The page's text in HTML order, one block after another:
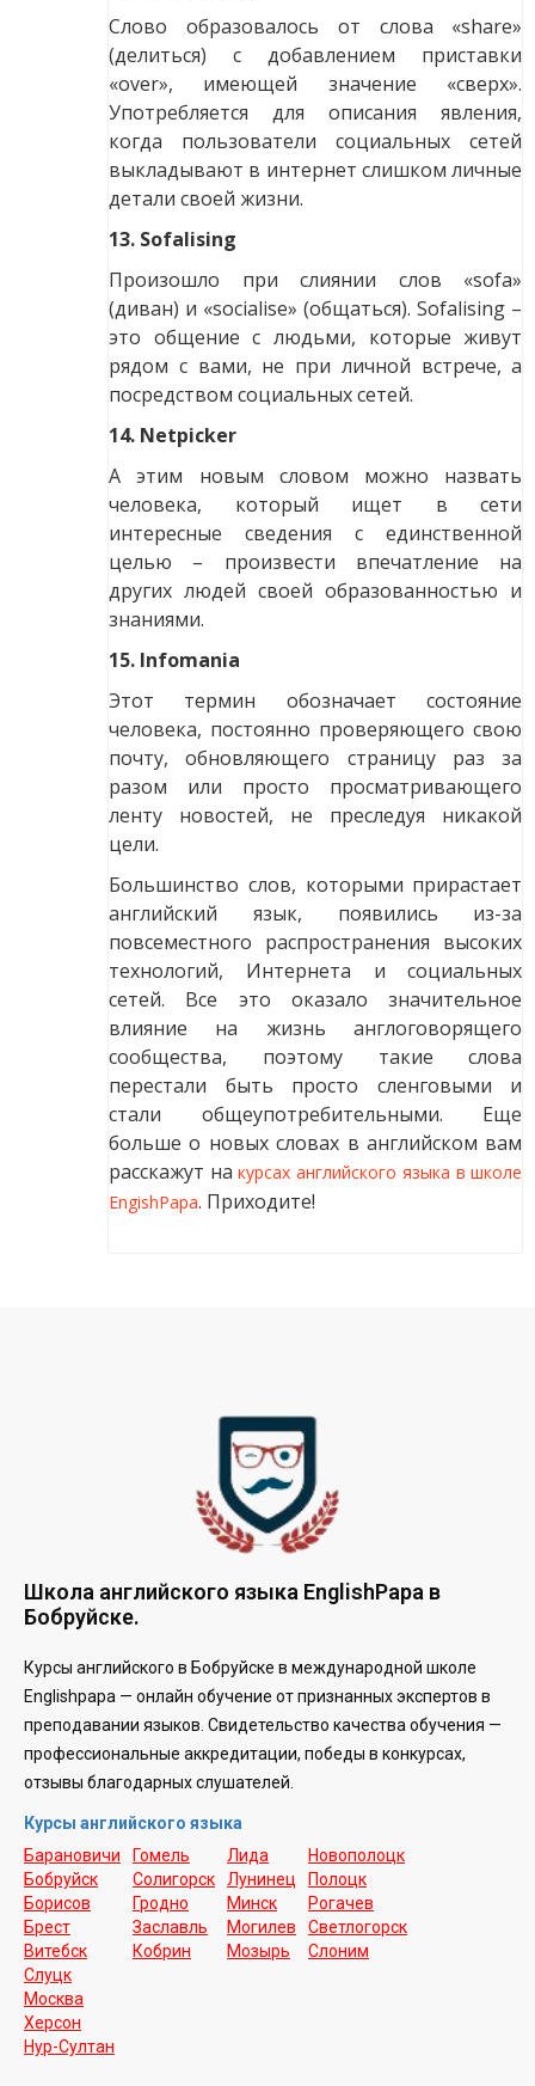
Слово образовалось от слова «share»
(делиться) с добавлением приставки
«over», имеющей значение «сверх».
Употребляется для описания явления,
когда пользователи социальных сетей
выкладывают в интернет слишком личные
детали своей жизни.
13. Sofalising
Произошло при слиянии слов «sofa»
(диван) и «socialise» (общаться). Sofalising –
это общение с людьми, которые живут
рядом с вами, не при личной встрече, а
посредством социальных сетей.
14. Netpicker
А этим новым словом можно назвать
человека, который ищет в сети
интересные сведения с единственной
целью – произвести впечатление на
других людей своей образованностью и
знаниями.
15. Infomania
Этот термин обозначает состояние
человека, постоянно проверяющего свою
почту, обновляющего страницу раз за
разом или просто просматривающего
ленту новостей, не преследуя никакой
цели.
Большинство слов, которыми прирастает
английский язык, появились из-за
повсеместного распространения высоких
технологий, Интернета и социальных
сетей. Все это оказало значительное
влияние на жизнь англоговорящего
сообщества, поэтому такие слова
перестали быть просто сленговыми и
стали общеупотребительными. Еще
больше о новых словах в английском вам
расскажут накурсах английского языка в школе
EngishPapa. Приходите!
Школа английского языка EnglishPapa в
Бобруйске.
Курсы английского в Бобруйске в международной школе
Englishpapa — онлайн обучение от признанных экспертов в
преподавании языков. Свидетельство качества обучения —
профессиональные аккредитации, победы в конкурсах,
отзывы благодарных слушателей.
Курсы английского языка
Барановичи
Бобруйск
Борисов
Брест
Витебск
Гомель
Солигорск
Гродно
Заславль
Кобрин
Лида
Лунинец
Минск
Могилев
Мозырь
Новополоцк
Полоцк
Рогачев
Светлогорск
Слоним
Слуцк
Москва
Херсон
Нур-Cултан